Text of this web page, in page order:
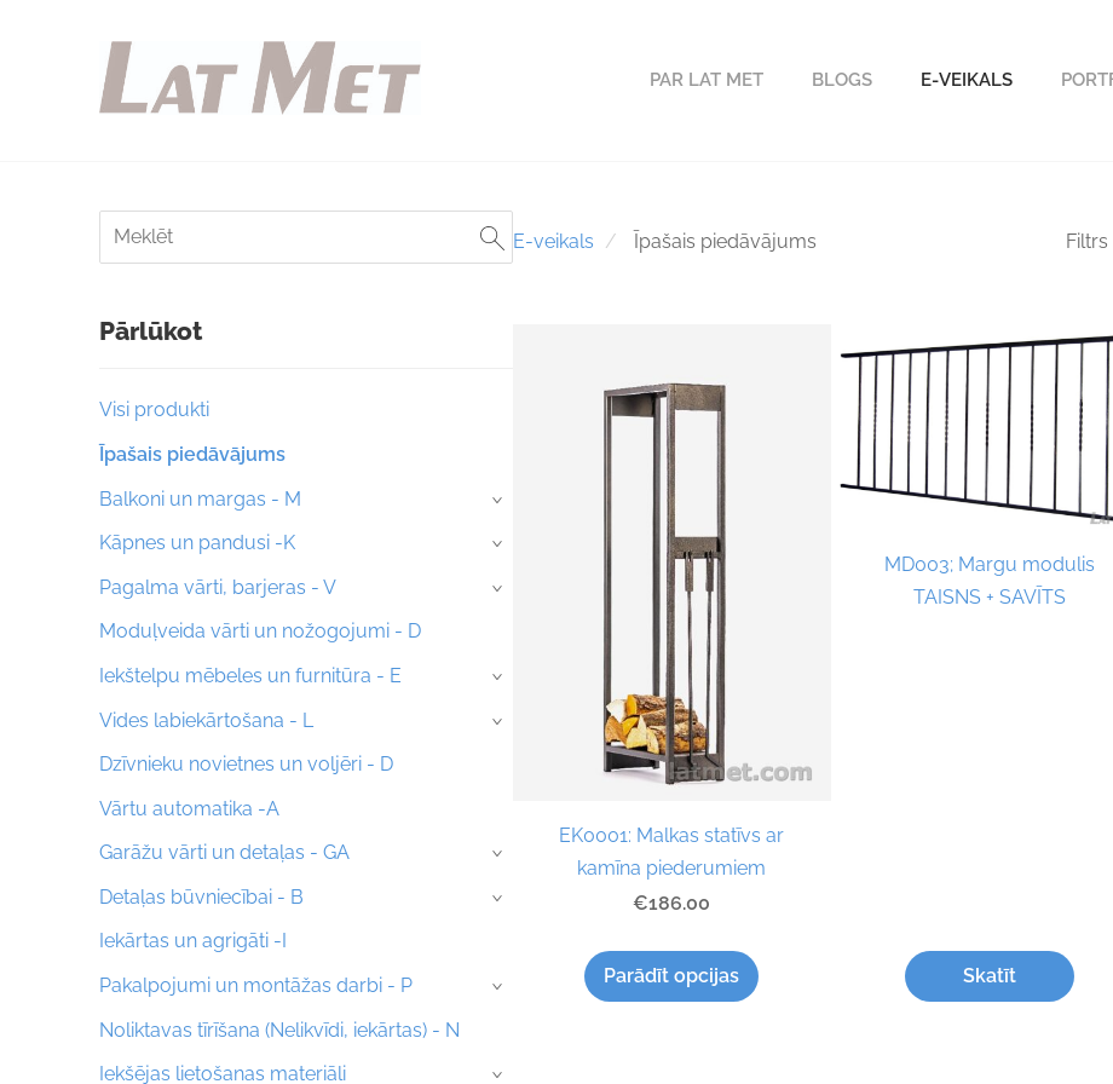
PAR LAT MET BLOGS E-VEIKALS
Pārlūkot
Visi produkti
Īpašais piedāvājums
Balkoni un margas - M
›
Kāpnes un pandusi -K ›
Pagalma vārti, barjeras - V ›
Moduļveida vārti un nožogojumi - D
Iekštelpu mēbeles un furnitūra - E
›
Vides labiekārtošana - L ›
Dzīvnieku novietnes un voljēri - D
Vārtu automatika -A
Garāžu vārti un detaļas - GA
›
Detaļas būvniecībai - B ›
Iekārtas un agrigāti -I
Pakalpojumi un montāžas darbi - P
›
Noliktavas tīrīšana (Nelikvīdi, iekārtas) - N
Iekšējas lietošanas materiāli
›
E-veikals Īpašais piedāvājums Filtrs
EK0001: Malkas statīvs ar
kamīna piederumiem
€186.00
Parādīt opcijas
MD003; Margu modulis
TAISNS + SAVĪTS
Skatīt